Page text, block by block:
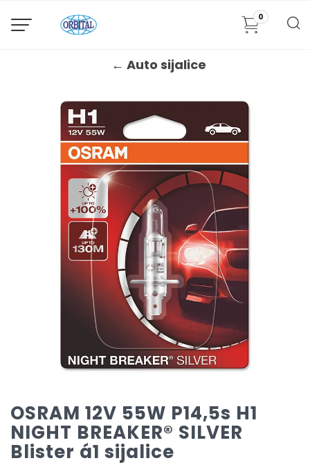
0
← Auto sijalice
OSRAM 12V 55W P14,5s H1
NIGHT BREAKER® SILVER
Blister á1 sijalice